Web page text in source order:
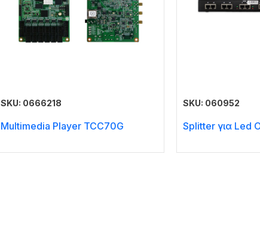
SKU: 0666218
Multimedia Player TCC70G
SKU: 060952
Splitter για Led